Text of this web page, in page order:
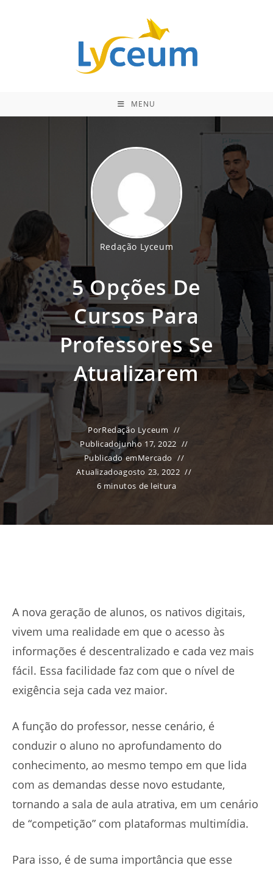
MENU
Redação Lyceum
5 Opções De
Cursos Para
Professores Se
Atualizarem
PorRedação Lyceum
Publicadojunho 17, 2022
Publicado emMercado
Atualizadoagosto 23, 2022
6 minutos de leitura
A nova geração de alunos, os nativos digitais,
vivem uma realidade em que o acesso às
informações é descentralizado e cada vez mais
fácil. Essa facilidade faz com que o nível de
exigência seja cada vez maior.
A função do professor, nesse cenário, é
conduzir o aluno no aprofundamento do
conhecimento, ao mesmo tempo em que lida
com as demandas desse novo estudante,
tornando a sala de aula atrativa, em um cenário
de “competição” com plataformas multimídia.
Para isso, é de suma importância que esse